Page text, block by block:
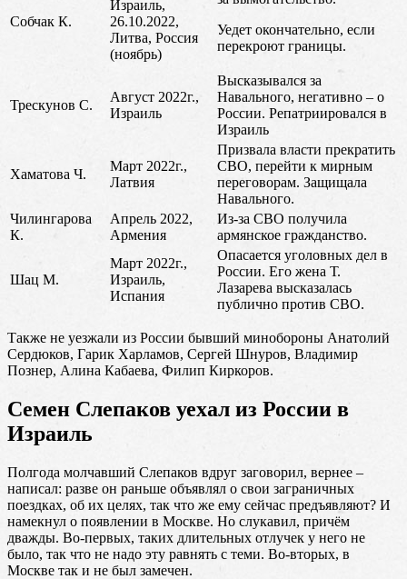
Собчак К.
Израиль,
26.10.2022,
Литва, Россия
(ноябрь)
Уедет окончательно, если
перекроют границы.
Трескунов С.
Август 2022г.,
Израиль
Высказывался за
Навального, негативно – о
России. Репатриировался в
Израиль
Хаматова Ч.
Март 2022г.,
Латвия
Призвала власти прекратить
СВО, перейти к мирным
переговорам. Защищала
Навального.
Чилингарова
К.
Апрель 2022,
Армения
Из-за СВО получила
армянское гражданство.
Шац М.
Март 2022г.,
Израиль,
Испания
Опасается уголовных дел в
России. Его жена Т.
Лазарева высказалась
публично против СВО.
Также не уезжали из России бывший минобороны Анатолий
Сердюков, Гарик Харламов, Сергей Шнуров, Владимир
Познер, Алина Кабаева, Филип Киркоров.
Семен Слепаков уехал из России в
Израиль
Полгода молчавший Слепаков вдруг заговорил, вернее –
написал: разве он раньше объявлял о свои заграничных
поездках, об их целях, так что же ему сейчас предъявляют? И
намекнул о появлении в Москве. Но слукавил, причём
дважды. Во-первых, таких длительных отлучек у него не
было, так что не надо эту равнять с теми. Во-вторых, в
Москве так и не был замечен.